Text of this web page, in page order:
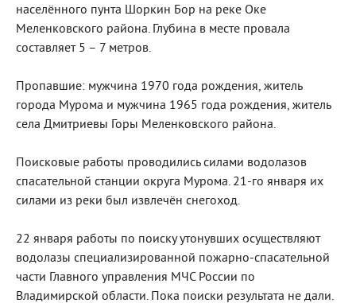
населённого пунта Шоркин Бор на реке Оке
Меленковского района. Глубина в месте провала
составляет 5 – 7 метров.
Пропавшие: мужчина 1970 года рождения, житель
города Мурома и мужчина 1965 года рождения, житель
села Дмитриевы Горы Меленковского района.
Поисковые работы проводились силами водолазов
спасательной станции округа Мурома. 21-го января их
силами из реки был извлечён снегоход.
22 января работы по поиску утонувших осуществляют
водолазы специализированной пожарно-спасательной
части Главного управления МЧС России по
Владимирской области. Пока поиски результата не дали.